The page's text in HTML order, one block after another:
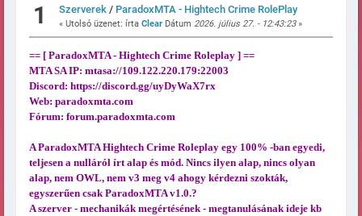
1 Szerverek/ ParadoxMTA - Hightech Crime RolePlay
« Utolsó üzenet: írta Clear Dátum 2026. július 27. - 12:43:23»
== [ ParadoxMTA - Hightech Crime Roleplay ] ==
MTA SA IP: mtasa://109.122.220.179:22003
Discord: https://discord.gg/uyDyWaX7rx
Web: paradoxmta.com
Fórum: forum.paradoxmta.com
A ParadoxMTA Hightech Crime Roleplay egy 100% -ban egyedi,
teljesen a nulláról írt alap és mód. Nincs ilyen alap, nincs olyan
alap, nem OWL, nem v3 meg v4 ahogy kérdezni szokták,
egyszerűen csak ParadoxMTA v1.0.?
A szerver - mechanikák megértésének - megtanulásának ideje kb